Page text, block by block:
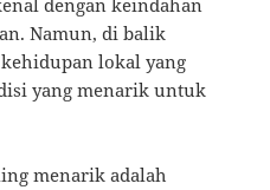
dengan keindahan
Namun, di balik
lokal yang
yang menarik untuk
menarik adalah